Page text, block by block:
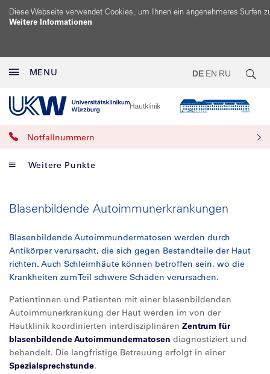
Diese Webseite verwendet Cookies, um Ihnen ein angenehmeres Surfen
Weitere Informationen
MENU DE EN RU
Notfallnummern
Weitere Punkte
Blasenbildende Autoimmunerkrankungen
Blasenbildende Autoimmundermatosen werden durch
Antikörper verursacht, die sich gegen Bestandteile der Haut
richten. Auch Schleimhäute können betroffen sein, wo die
Krankheiten zum Teil schwere Schäden verursachen.
Patientinnen und Patienten mit einer blasenbildenden
Autoimmunerkrankung der Haut werden im von der
Hautklinik koordinierten interdisziplinären Zentrum für
blasenbildende Autoimmundermatosen diagnostiziert und
behandelt. Die langfristige Betreuung erfolgt in einer
Spezialsprechstunde.